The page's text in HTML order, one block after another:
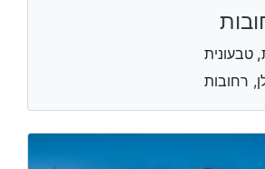
טבעונית
רחובות